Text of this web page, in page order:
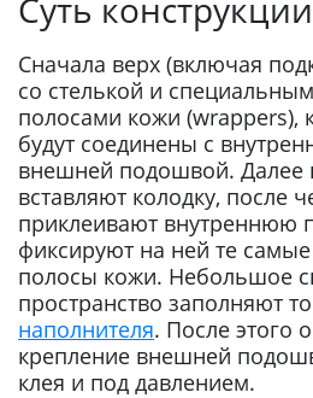
Суть конструкции
Сначала верх (включая
со стелькой и
полосами кожи (wrappers),
будут соединены с
внешней подошвой. Далее
вставляют колодку, после
приклеивают внутреннюю
фиксируют на ней те
полосы кожи. Небольшое
пространство заполняют
наполнителя. После этого
крепление внешней
клея и под давлением.